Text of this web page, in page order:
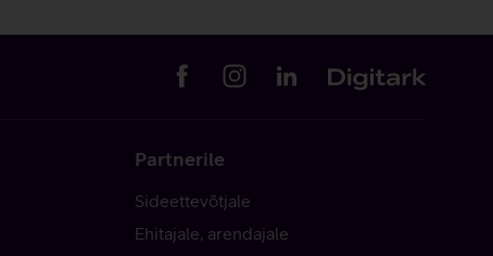
Partnerile
Sideettevõtjale
Ehitajale, arendajale